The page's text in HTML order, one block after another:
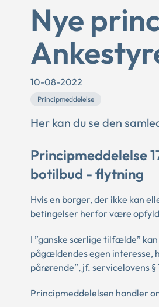
Nye
10-08-2022
Principmeddelelse
Her kan du se den
Principmeddelelse
botilbud - flytning
Hvis en borger, der ikke kan
betingelser herfor være
I ”ganske særlige tilfælde”
pågældendes egen interesse,
pårørende”, jf. servicelovens §
Principmeddelelsen handler